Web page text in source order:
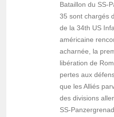
Bataillon du SS-
35 sont chargés
de la 34th US
américaine
acharnée, la
libération de
pertes aux
que les Alliés
des divisions
SS-